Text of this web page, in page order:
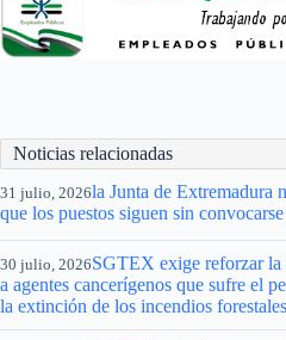
Noticias relacionadas
31 julio, 2026la Junta de Extremadura
que los puestos siguen sin
30 julio, 2026SGTEX exige reforzar la
a agentes cancerígenos que sufre el
la extinción de los incendios forestales